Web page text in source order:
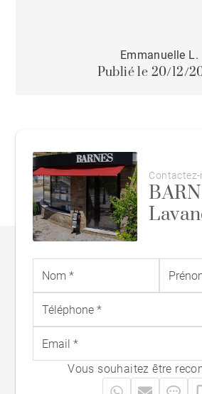
Emmanuelle L.
Publié le 20/12/
Vous souhaitez être